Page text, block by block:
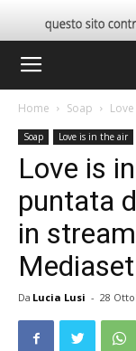
Home Soap
Soap Love is in the air
Love is
puntata
in
Mediaset
Da Lucia Lusi - 28